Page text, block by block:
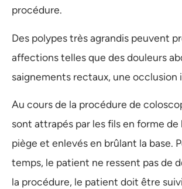
procédure.
Des polypes très agrandis peuvent
affections telles que des douleurs
saignements rectaux, une occlusion
Au cours de la procédure de
sont attrapés par les fils en forme de
piège et enlevés en brûlant la base.
temps, le patient ne ressent pas de
la procédure, le patient doit être